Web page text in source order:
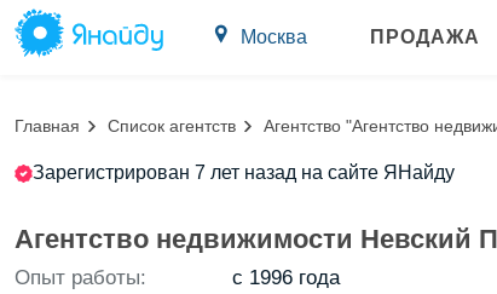
Москва ПРОДАЖА
Главная Список агентств Агентство "Агентство
Зарегистрирован 7 лет назад на сайте ЯНайду
Агентство недвижимости Невский
Опыт работы: с 1996 года